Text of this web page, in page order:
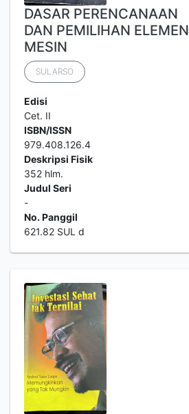
DASAR PERENCANAAN
DAN PEMILIHAN ELEMEN
MESIN
SULARSO
Edisi
Cet. II
ISBN/ISSN
979.408.126.4
Deskripsi Fisik
352 hlm.
Judul Seri
-
No. Panggil
621.82 SUL d